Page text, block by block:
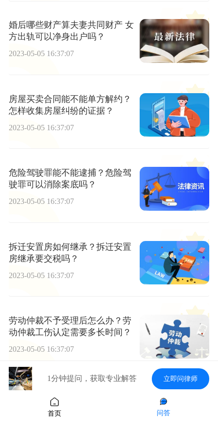
婚后哪些财产算夫妻共同财产 女
方出轨可以净身出户吗？
2023-05-05 16:37:07
房屋买卖合同能不能单方解约？
怎样收集房屋纠纷的证据？
2023-05-05 16:37:07
危险驾驶罪能不能逮捕？危险驾
驶罪可以消除案底吗？
2023-05-05 16:37:07
拆迁安置房如何继承？拆迁安置
房继承要交税吗？
2023-05-05 16:37:07
劳动仲裁不予受理后怎么办？劳
动仲裁工伤认定需要多长时间？
2023-05-05 16:37:07
移夫妻共同财产可以判离婚吗？
1分钟提问，获取专业解答 立即问律师
首页 问答